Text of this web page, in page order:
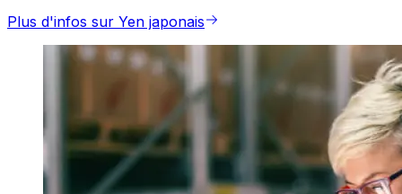
Plus d'infos sur Yen japonais